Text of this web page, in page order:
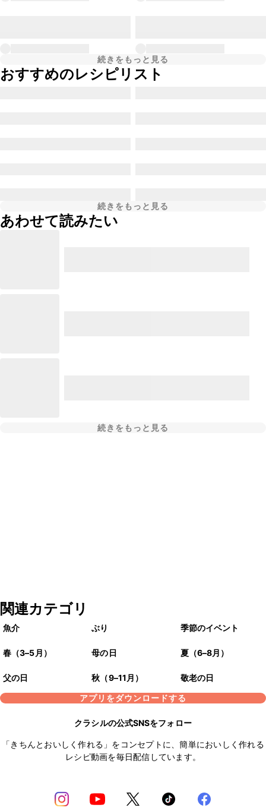
続きをもっと見る
おすすめのレシピリスト
続きをもっと見る
あわせて読みたい
続きをもっと見る
関連カテゴリ
魚介 ぶり 季節のイベント
春（3–5月） 母の日 夏（6–8月）
父の日 秋（9–11月）
敬老の日
アプリをダウンロードする
クラシルの公式SNSをフォロー
「きちんとおいしく作れる」をコンセプトに、簡単においしく作れる
レシピ動画を毎日配信しています。